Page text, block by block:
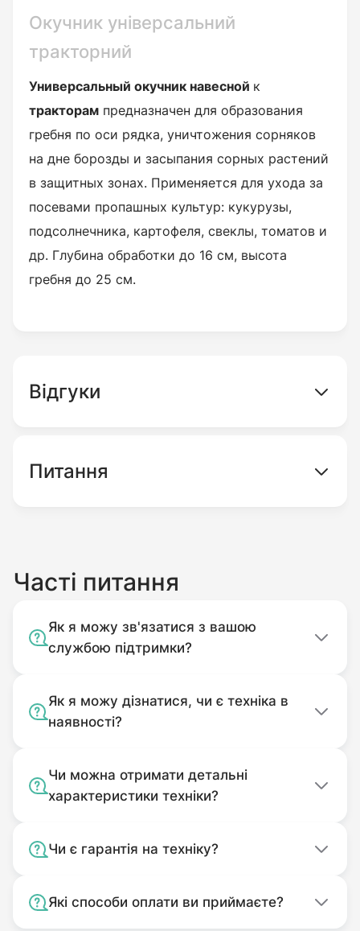
Окучник універсальний
тракторний
Универсальный окучник навесной к
тракторам предназначен для образования
гребня по оси рядка, уничтожения сорняков
на дне борозды и засыпания сорных растений
в защитных зонах. Применяется для ухода за
посевами пропашных культур: кукурузы,
подсолнечника, картофеля, свеклы, томатов и
др. Глубина обработки до 16 см, высота
гребня до 25 см.
Відгуки
Питання
Часті питання
Як я можу зв'язатися з вашою
службою підтримки?
Як я можу дізнатися, чи є техніка в
наявності?
Чи можна отримати детальні
характеристики техніки?
Чи є гарантія на техніку?
Які способи оплати ви приймаєте?